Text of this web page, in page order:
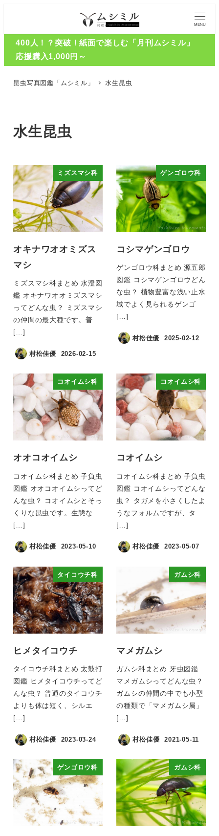
MENU
400人！？突破！紙面で楽しむ「月刊ムシミル」
応援購入1,000円～
昆虫写真図鑑「ムシミル」 水生昆虫
水生昆虫
ミズスマシ科
オキナワオオミズス
マシ
ミズスマシ科まとめ 水澄図
鑑 オキナワオオミズスマシ
ってどんな虫？ ミズスマシ
の仲間の最大種です。普
[…]
村松佳優 2026-02-15
ゲンゴロウ科
コシマゲンゴロウ
ゲンゴロウ科まとめ 源五郎
図鑑 コシマゲンゴロウどん
な虫？ 植物豊富な浅い止水
域でよく見られるゲンゴ
[…]
村松佳優 2025-02-12
コオイムシ科
オオコオイムシ
コオイムシ科まとめ 子負虫
図鑑 オオコオイムシってど
んな虫？ コオイムシとそっ
くりな昆虫です。生態な
[…]
村松佳優 2023-05-10
コオイムシ科
コオイムシ
コオイムシ科まとめ 子負虫
図鑑 コオイムシってどんな
虫？ タガメを小さくしたよ
うなフォルムですが、タ
[…]
村松佳優 2023-05-07
タイコウチ科
ヒメタイコウチ
タイコウチ科まとめ 太鼓打
図鑑 ヒメタイコウチってど
んな虫？ 普通のタイコウチ
よりも体は短く、シルエ
[…]
村松佳優 2023-03-24
ガムシ科
マメガムシ
ガムシ科まとめ 牙虫図鑑
マメガムシってどんな虫？
ガムシの仲間の中でも小型
の種類で「マメガムシ属」
[…]
村松佳優 2021-05-11
ゲンゴロウ科 ガムシ科